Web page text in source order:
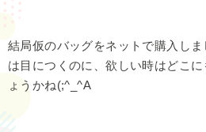
結局仮のバッグをネットで購入し
は目につくのに、欲しい時はどこ
ょうかね(;^_^A